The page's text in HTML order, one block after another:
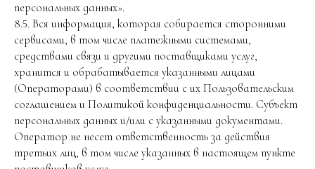
персональных данных».
8.5. Вся информация, которая собирается сторонними
сервисами, в том числе платежными системами,
средствами связи и другими поставщиками услуг,
хранится и обрабатывается указанными лицами
(Операторами) в соответствии с их Пользовательским
соглашением и Политикой конфиденциальности. Субъект
персональных данных и/или с указанными документами.
Оператор не несет ответственность за действия
третьих лиц, в том числе указанных в настоящем пункте